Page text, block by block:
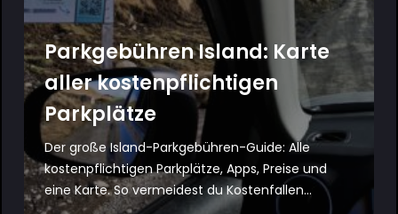
Parkgebühren Island: Karte
aller kostenpflichtigen
Parkplätze
Der große Island-Parkgebühren-Guide: Alle
kostenpflichtigen Parkplätze, Apps, Preise und
eine Karte. So vermeidest du Kostenfallen...